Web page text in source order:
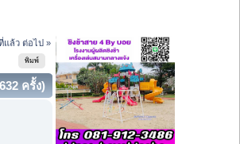
แล้ว ต่อไป »
พิมพ์
ครั้ง)